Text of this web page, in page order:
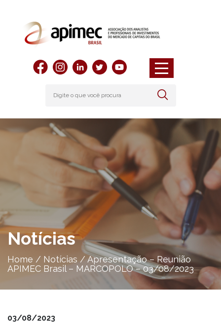
Notícias
Home / Notícias /Apresentação – Reunião
APIMEC Brasil – MARCOPOLO – 03/08/2023
03/08/2023